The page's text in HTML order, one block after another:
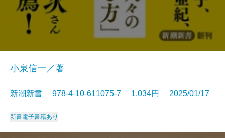
小泉信一／著
新潮新書 978-4-10-611075-7 1,034円 2025/01/17
新書電子書籍あり